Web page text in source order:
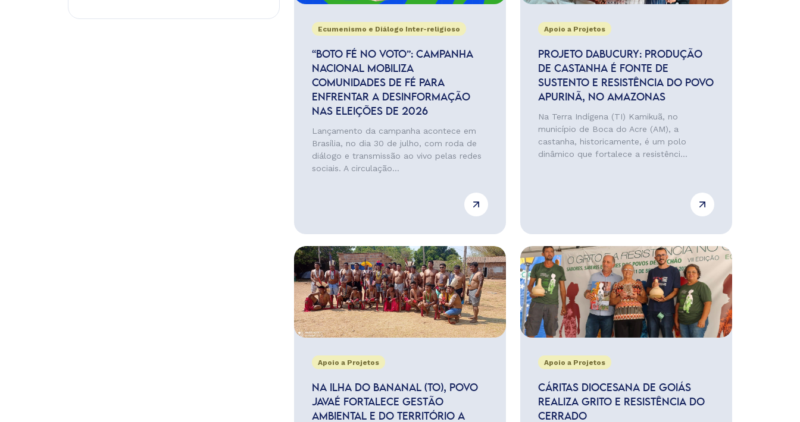
Ecumenismo e Diálogo Inter-religioso
“BOTO FÉ NO VOTO”: CAMPANHA
NACIONAL MOBILIZA
COMUNIDADES DE FÉ PARA
ENFRENTAR A DESINFORMAÇÃO
NAS ELEIÇÕES DE 2026
Lançamento da campanha acontece em
Brasília, no dia 30 de julho, com roda de
diálogo e transmissão ao vivo pelas redes
sociais. A circulação...
Apoio a Projetos
PROJETO DABUCURY: PRODUÇÃO
DE CASTANHA É FONTE DE
SUSTENTO E RESISTÊNCIA DO POVO
APURINÃ, NO AMAZONAS
Na Terra Indígena (TI) Kamikuã, no
município de Boca do Acre (AM), a
castanha, historicamente, é um polo
dinâmico que fortalece a resistênci...
Apoio a Projetos
NA ILHA DO BANANAL (TO), POVO
JAVAÉ FORTALECE GESTÃO
AMBIENTAL E DO TERRITÓRIO A
Apoio a Projetos
CÁRITAS DIOCESANA DE GOIÁS
REALIZA GRITO E RESISTÊNCIA DO
CERRADO